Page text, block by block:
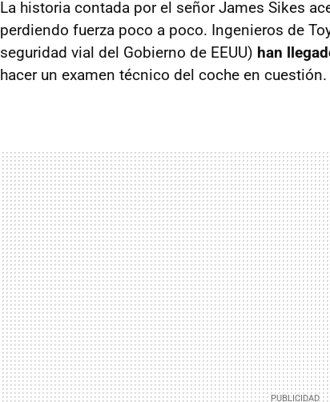
La historia contada por el señor James Sikes
perdiendo fuerza poco a poco. Ingenieros de
seguridad vial del Gobierno de EEUU) han
hacer un examen técnico del coche en cuestión.